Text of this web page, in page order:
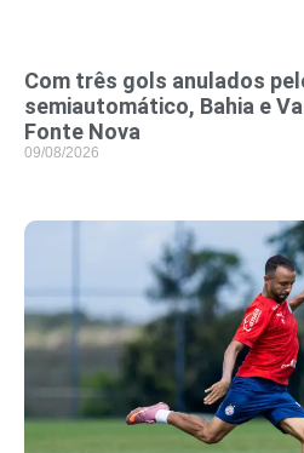
Com três gols anulados
semiautomático, Bahia e
Fonte Nova
09/08/2026